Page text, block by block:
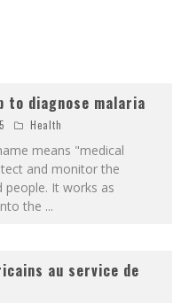
to diagnose malaria
Health
means "medical
and monitor the
It works as
the ...
au service de